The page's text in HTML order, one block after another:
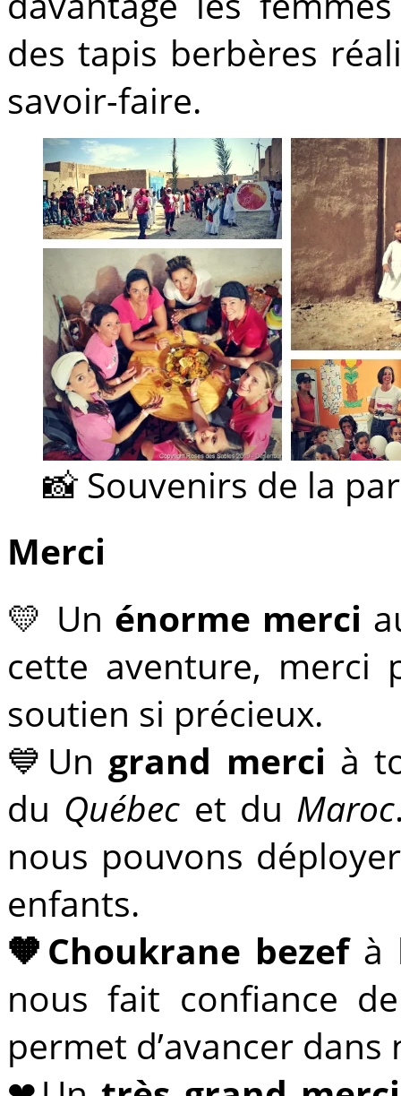
des tapis berbères
savoir-faire.
📸 Souvenirs de la
Merci
💛 Un énorme merci
cette aventure, merci
soutien si précieux.
💙Un grand merci à
du Québec et du Maroc
nous pouvons
enfants.
🧡Choukrane bezefà
nous fait confiance
permet d’avancer